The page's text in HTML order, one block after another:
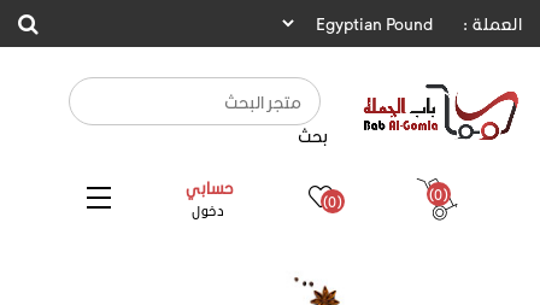
العملة :
بحث
حسابي
دخول (0) (0)